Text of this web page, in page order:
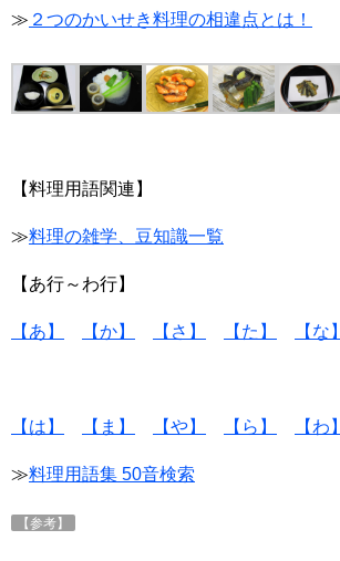
≫ ２つのかいせき料理の相違点とは！
【料理用語関連】
≫料理の雑学、豆知識一覧
【あ行～わ行】
【あ】 【か】 【さ】 【た】 【な】
【は】 【ま】 【や】 【ら】 【わ】
≫料理用語集 50音検索
【参考】